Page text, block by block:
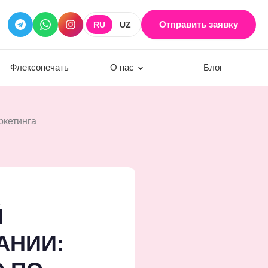
RU UZ Отправить заявку
Флексопечать О нас Блог